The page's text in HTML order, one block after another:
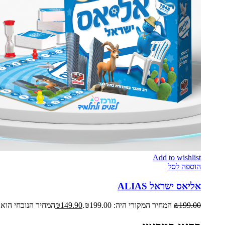
Add to wishlist
הוספה לסל
אליאס ישראל ALIAS
₪199.00 המחיר המקורי היה: ₪199.00. ₪149.90 המחיר הנוכחי הוא: